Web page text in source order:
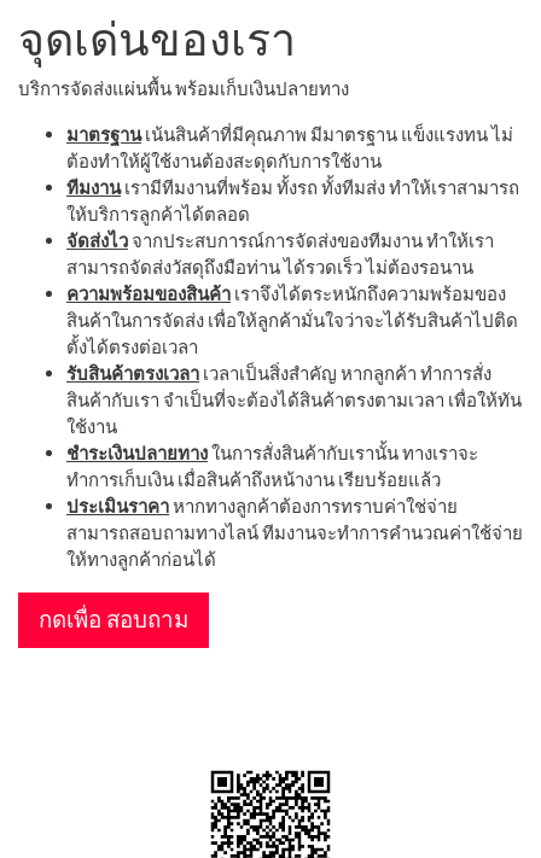
จุดเด่นของเรา
บริการจัดส่งแผ่นพื้น พร้อมเก็บเงินปลายทาง
มาตรฐานเน้นสินค้าที่มีคุณภาพ มีมาตรฐาน แข็งแรงทน ไม่
ต้องทำให้ผู้ใช้งานต้องสะดุดกับการใช้งาน
ทีมงานเรามีทีมงานที่พร้อม ทั้งรถ ทั้งทีมส่ง ทำให้เราสามารถ
ให้บริการลูกค้าได้ตลอด
จัดส่งไว จากประสบการณ์การจัดส่งของทีมงาน ทำให้เรา
สามารถจัดส่งวัสดุถึงมือท่าน ได้รวดเร็ว ไม่ต้องรอนาน
ความพร้อมของสินค้า เราจึงได้ตระหนักถึงความพร้อมของ
สินค้าในการจัดส่ง เพื่อให้ลูกค้ามั่นใจว่าจะได้รับสินค้าไปติด
ตั้งได้ตรงต่อเวลา
รับสินค้าตรงเวลา เวลาเป็นสิ่งสำคัญ หากลูกค้า ทำการสั่ง
สินค้ากับเรา จำเป็นที่จะต้องได้สินค้าตรงตามเวลา เพื่อให้ทัน
ใช้งาน
ชำระเงินปลายทางในการสั่งสินค้ากับเรานั้น ทางเราจะ
ทำการเก็บเงิน เมื่อสินค้าถึงหน้างาน เรียบร้อยแล้ว
ประเมินราคาหากทางลูกค้าต้องการทราบค่าใช่จ่าย
สามารถสอบถามทางไลน์ ทีมงานจะทำการคำนวณค่าใช้จ่าย
ให้ทางลูกค้าก่อนได้
กดเพื่อ สอบถาม